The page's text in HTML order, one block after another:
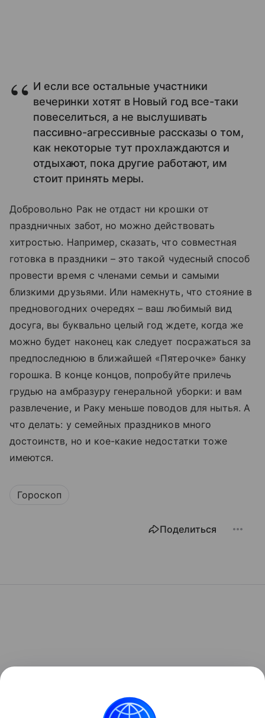
И если все остальные участники
вечеринки хотят в Новый год все-таки
повеселиться, а не выслушивать
пассивно-агрессивные рассказы о том,
как некоторые тут прохлаждаются и
отдыхают, пока другие работают, им
стоит принять меры.
Добровольно Рак не отдаст ни крошки от
праздничных забот, но можно действовать
хитростью. Например, сказать, что совместная
готовка в праздники – это такой чудесный способ
провести время с членами семьи и самыми
близкими друзьями. Или намекнуть, что стояние в
предновогодних очередях – ваш любимый вид
досуга, вы буквально целый год ждете, когда же
можно будет наконец как следует посражаться за
предпоследнюю в ближайшей «Пятерочке» банку
горошка. В конце концов, попробуйте прилечь
грудью на амбразуру генеральной уборки: и вам
развлечение, и Раку меньше поводов для нытья. А
что делать: у семейных праздников много
достоинств, но и кое-какие недостатки тоже
имеются.
Гороскоп
Поделиться